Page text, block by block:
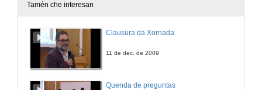
Tamén che interesan
Clausura da Xornada
11 de dec. de 2009
Quenda de preguntas